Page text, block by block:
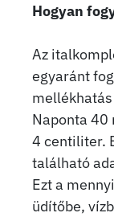
Hogyan
Az
egyaránt
Naponta 40
4 centiliter.
található
Ezt a
üdítőbe,